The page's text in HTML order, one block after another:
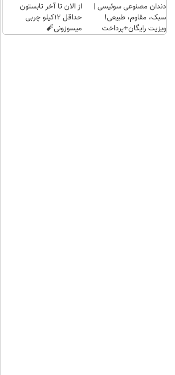
دندان مصنوعی سوئیسی |
سبک، مقاوم، طبیعی!
ویزیت رایگان+پرداخت
از الان تا آخر تابستون
حداقل 12کیلو چربی
میسوزونی🧨